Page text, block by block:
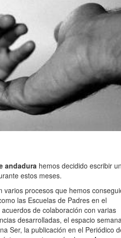
andadura hemos decidido escribir
estos meses.
varios procesos que hemos
las Escuelas de Padres en el
de colaboración con varias
desarrolladas, el espacio
Ser, la publicación en el Periódico